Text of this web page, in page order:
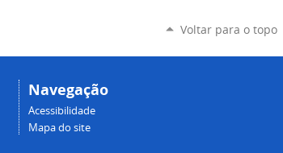
Voltar para o topo
Navegação
Acessibilidade
Mapa do site